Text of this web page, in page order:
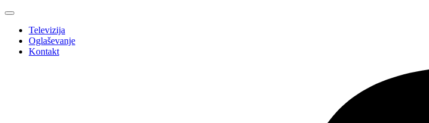
Televizija
Oglaševanje
Kontakt